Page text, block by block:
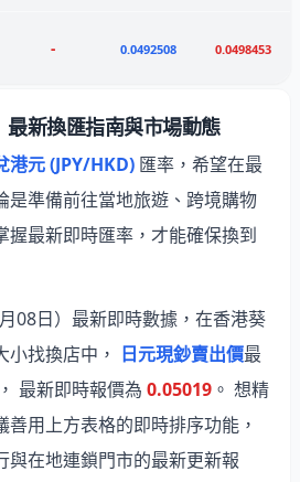
- 0.0492508 0.0498453
新換匯指南與市場動態
港元 (JPY/HKD) 匯率，希望在最
是準備前往當地旅遊、跨境購物
握最新即時匯率，才能確保換到
08日）最新即時數據，在香港葵
找換店中， 日元現鈔賣出價最
， 最新即時報價為 0.05019 。 想精
用上方表格的即時排序功能，
與在地連鎖門市的最新更新報